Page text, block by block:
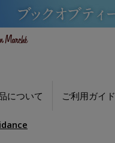
について ご利用ガイド